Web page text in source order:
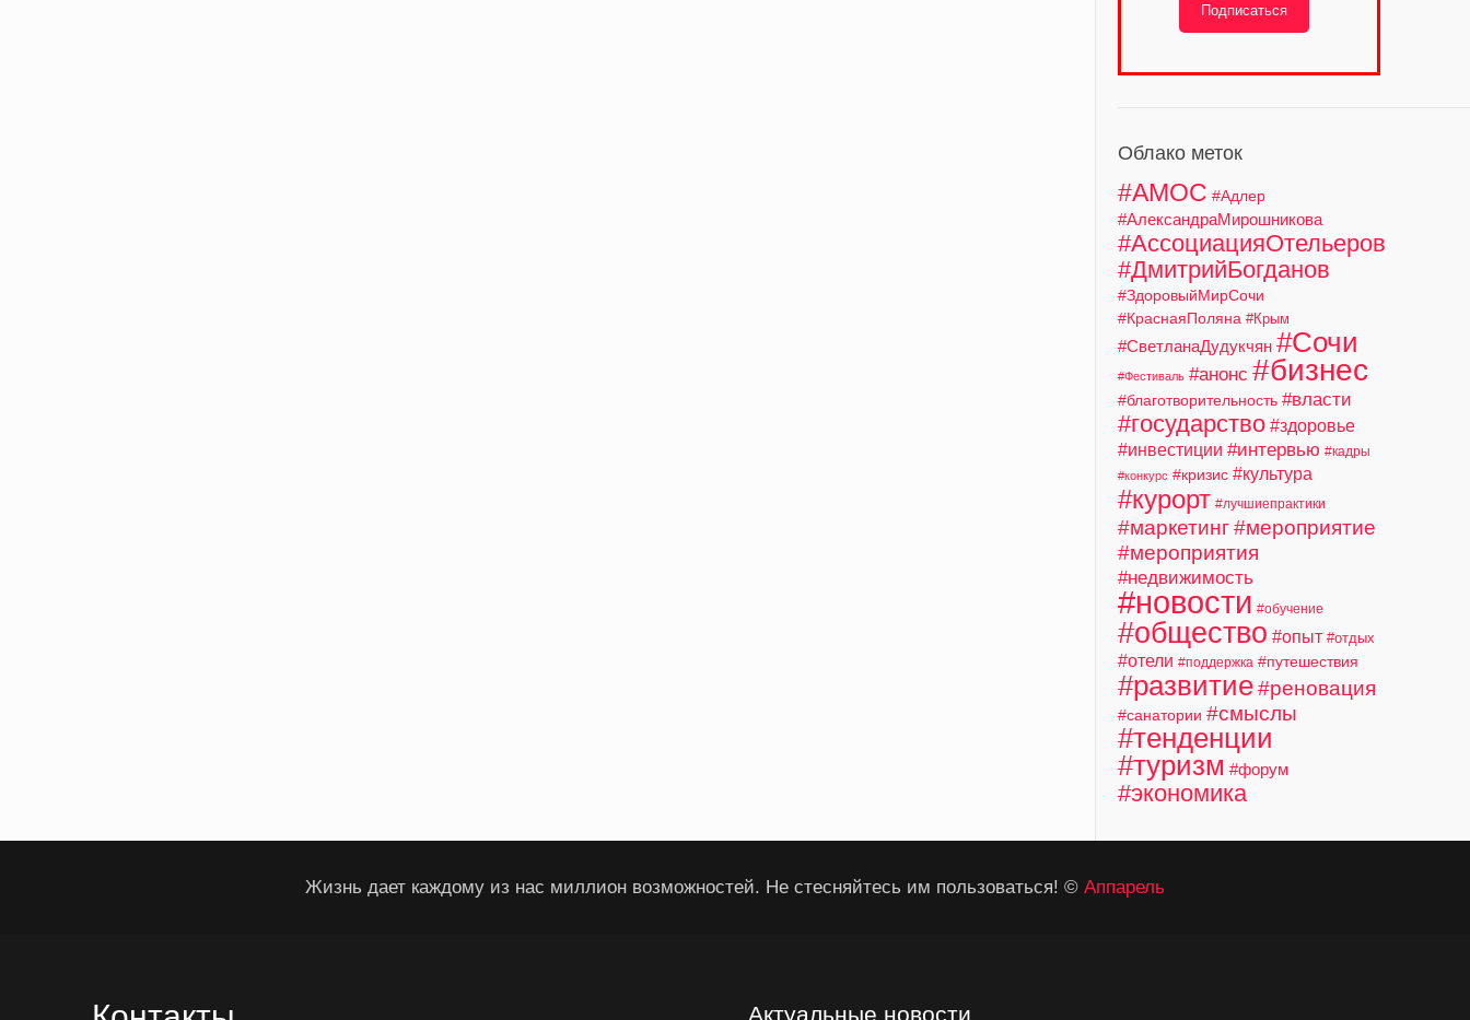
Подписаться
Облако меток
#АМОС #Адлер
#АлександраМирошникова
#АссоциацияОтельеров
#ДмитрийБогданов
#ЗдоровыйМирСочи
#КраснаяПоляна #Крым
#СветланаДудукчян #Сочи
#Фестиваль #анонс #бизнес
#благотворительность #власти
#государство #здоровье
#инвестиции #интервью #кадры
#конкурс #кризис #культура
#курорт #лучшиепрактики
#маркетинг #мероприятие
#мероприятия
#недвижимость
#новости #обучение
#общество #опыт #отдых
#отели #поддержка #путешествия
#развитие #реновация
#санатории #смыслы
#тенденции
#туризм #форум
#экономика
Жизнь дает каждому из нас миллион возможностей. Не стесняйтесь им пользоваться! © Аппарель
Актуальные новости